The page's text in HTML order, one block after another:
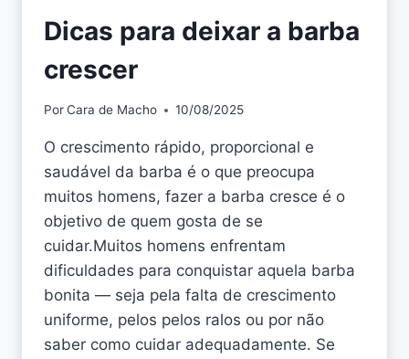
Dicas para deixar a barba
crescer
PorCara de Macho 10/08/2025
O crescimento rápido, proporcional e
saudável da barba é o que preocupa
muitos homens, fazer a barba cresce é o
objetivo de quem gosta de se
cuidar.Muitos homens enfrentam
dificuldades para conquistar aquela barba
bonita — seja pela falta de crescimento
uniforme, pelos pelos ralos ou por não
saber como cuidar adequadamente. Se